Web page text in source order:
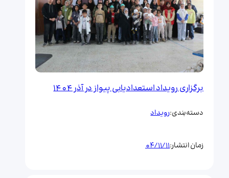
برگزاری رویداد استعدادیابی پیواز در آذر 1404
دسته‌بندی:رویداد
زمان انتشار:04/11/11